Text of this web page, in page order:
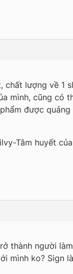
chất lượng về 1
mình, cũng có
được
Tâm huyết
thành người
mình ko? Sign